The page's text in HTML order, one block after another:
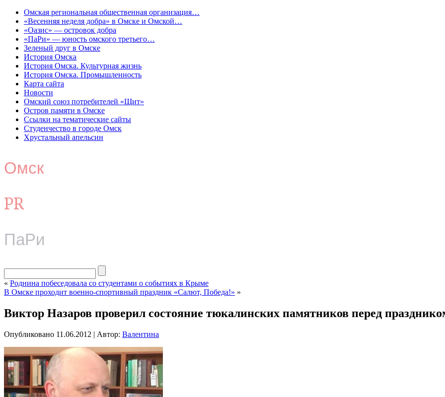
Омская региональная общественная организация…
«Весенняя неделя добра» в Омске и Омской…
«Оазис» — островок добра
«ПаРи» — юность омского третьего…
Зеленый друг в Омске
История Омска
История Омска. Культурная жизнь
История Омска. Промышленность
Карта сайта
Новости
Омский союз потребителей «Щит»
Остров памяти в Омске
Ссылки на тематические сайты
Студенчество в городе Омск
Хрустальный апельсин
Омск
PR
ПаРи
« Роднина побеседовала со студентами о событиях в Крыме
В Омске проходит военно-спортивный праздник «Салют, Победа!» »
Виктор Назаров проверил состояние тюкалинских памятников перед
Опубликовано 11.06.2012 | Автор: Валентина